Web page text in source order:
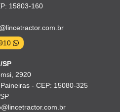
15803-160
SP
2920
- CEP: 15080-325